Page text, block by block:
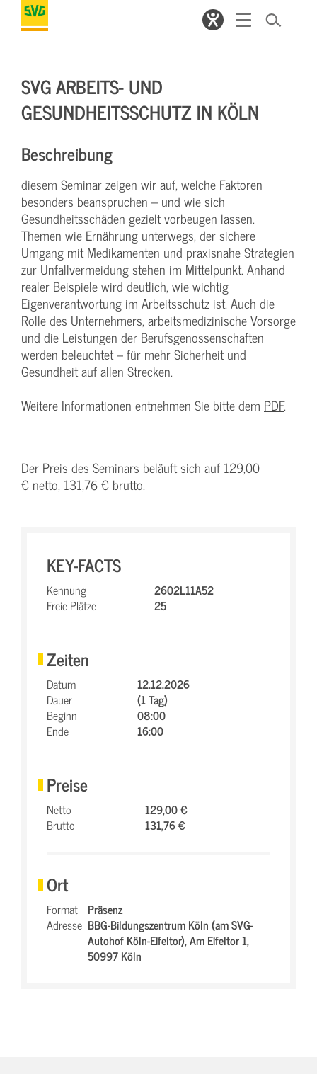
SVG ARBEITS- UND
GESUNDHEITSSCHUTZ IN KÖLN
Beschreibung
diesem Seminar zeigen wir auf, welche Faktoren
besonders beanspruchen – und wie sich
Gesundheitsschäden gezielt vorbeugen lassen.
Themen wie Ernährung unterwegs, der sichere
Umgang mit Medikamenten und praxisnahe Strategien
zur Unfallvermeidung stehen im Mittelpunkt. Anhand
realer Beispiele wird deutlich, wie wichtig
Eigenverantwortung im Arbeitsschutz ist. Auch die
Rolle des Unternehmers, arbeitsmedizinische Vorsorge
und die Leistungen der Berufsgenossenschaften
werden beleuchtet – für mehr Sicherheit und
Gesundheit auf allen Strecken.
Weitere Informationen entnehmen Sie bitte dem PDF.
Der Preis des Seminars beläuft sich auf 129,00
€ netto, 131,76 € brutto.
KEY-FACTS
Kennung
2602L11A52
Freie Plätze
25
Zeiten
Datum
12.12.2026
Dauer
(1 Tag)
Beginn
08:00
Ende
16:00
Preise
Netto
129,00 €
Brutto
131,76 €
Ort
Format Präsenz
Adresse BBG-Bildungszentrum Köln (am SVG-
Autohof Köln-Eifeltor),Am Eifeltor 1,
50997 Köln